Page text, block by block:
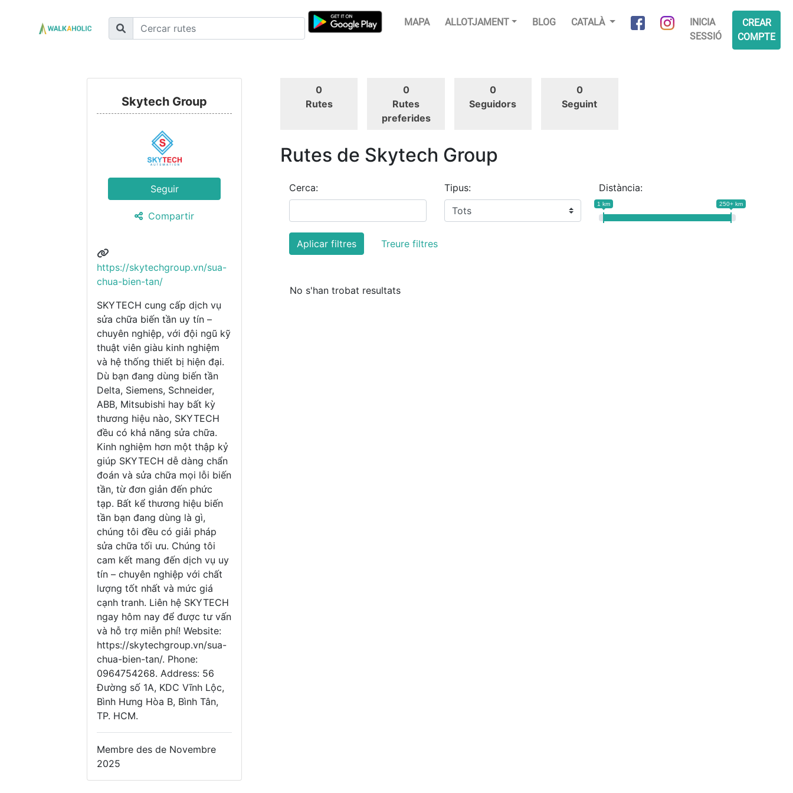
MAPA ALLOTJAMENT BLOG CATALÀ
INICIA
SESSIÓ
CREAR
COMPTE
Skytech Group
Seguir
Compartir
https://skytechgroup.vn/sua-
chua-bien-tan/
SKYTECH cung cấp dịch vụ
sửa chữa biến tần uy tín –
chuyên nghiệp, với đội ngũ kỹ
thuật viên giàu kinh nghiệm
và hệ thống thiết bị hiện đại.
Dù bạn đang dùng biến tần
Delta, Siemens, Schneider,
ABB, Mitsubishi hay bất kỳ
thương hiệu nào, SKYTECH
đều có khả năng sửa chữa.
Kinh nghiệm hơn một thập kỷ
giúp SKYTECH dễ dàng chẩn
đoán và sửa chữa mọi lỗi biến
tần, từ đơn giản đến phức
tạp. Bất kể thương hiệu biến
tần bạn đang dùng là gì,
chúng tôi đều có giải pháp
sửa chữa tối ưu. Chúng tôi
cam kết mang đến dịch vụ uy
tín – chuyên nghiệp với chất
lượng tốt nhất và mức giá
cạnh tranh. Liên hệ SKYTECH
ngay hôm nay để được tư vấn
và hỗ trợ miễn phí! Website:
https://skytechgroup.vn/sua-
chua-bien-tan/. Phone:
0964754268. Address: 56
Đường số 1A, KDC Vĩnh Lộc,
Bình Hưng Hòa B, Bình Tân,
TP. HCM.
Membre des de Novembre
2025
0
Rutes
0
Rutes
preferides
0
Seguidors
0
Seguint
Rutes de Skytech Group
Cerca: Tipus: Distància:
1 km 250+ km
Aplicar filtres Treure filtres
No s'han trobat resultats